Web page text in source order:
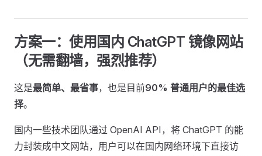
方案一：使用国内 ChatGPT 镜像网站
（无需翻墙，强烈推荐） ​
这是最简单、最省事，也是目前90% 普通用户的最佳选
择。
国内一些技术团队通过 OpenAI API，将 ChatGPT 的能
力封装成中文网站，用户可以在国内网络环境下直接访